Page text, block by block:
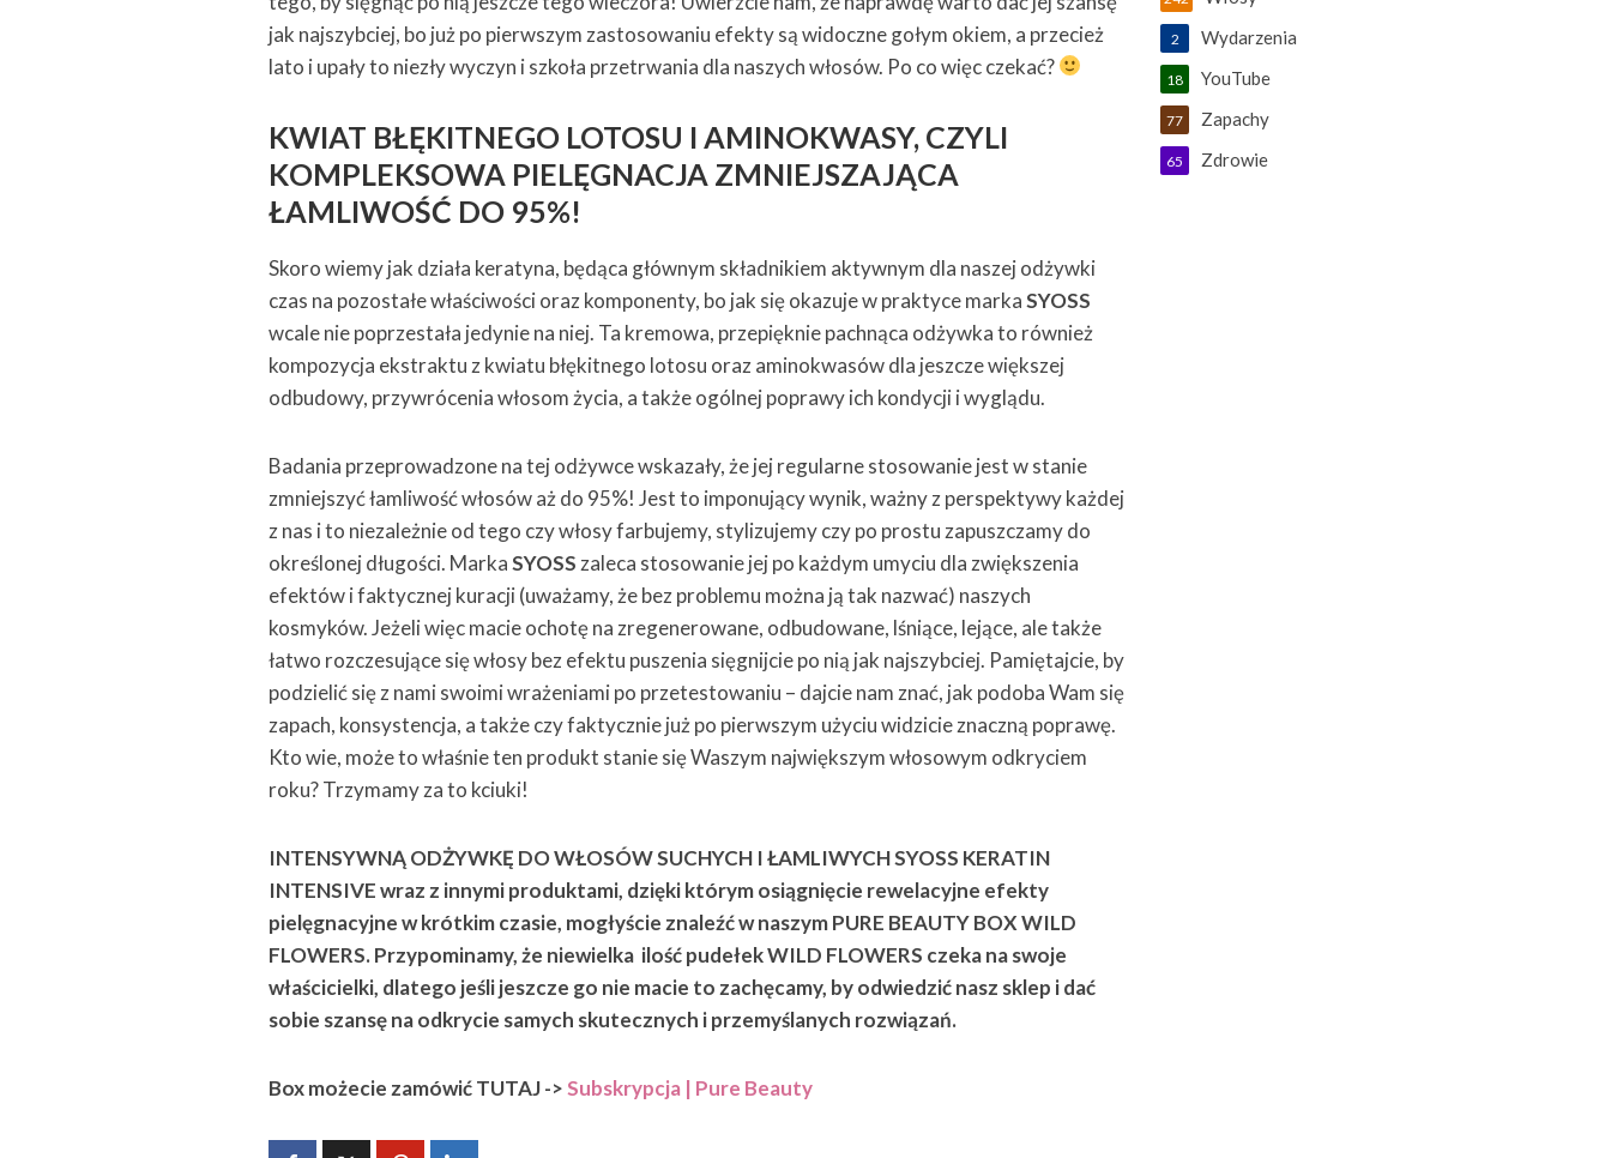
jak najszybciej, bo już po pierwszym zastosowaniu efekty są widoczne gołym okiem, a przecież
lato i upały to niezły wyczyn i szkoła przetrwania dla naszych włosów. Po co więc czekać?
KWIAT BŁĘKITNEGO LOTOSU I AMINOKWASY, CZYLI
KOMPLEKSOWA PIELĘGNACJA ZMNIEJSZAJĄCA
ŁAMLIWOŚĆ DO 95%!
Skoro wiemy jak działa keratyna, będąca głównym składnikiem aktywnym dla naszej odżywki
czas na pozostałe właściwości oraz komponenty, bo jak się okazuje w praktyce markaSYOSS
wcale nie poprzestała jedynie na niej. Ta kremowa, przepięknie pachnąca odżywka to również
kompozycja ekstraktu z kwiatu błękitnego lotosu oraz aminokwasów dla jeszcze większej
odbudowy, przywrócenia włosom życia, a także ogólnej poprawy ich kondycji i wyglądu.
Badania przeprowadzone na tej odżywce wskazały, że jej regularne stosowanie jest w stanie
zmniejszyć łamliwość włosów aż do 95%! Jest to imponujący wynik, ważny z perspektywy każdej
z nas i to niezależnie od tego czy włosy farbujemy, stylizujemy czy po prostu zapuszczamy do
określonej długości. MarkaSYOSS zaleca stosowanie jej po każdym umyciu dla zwiększenia
efektów i faktycznej kuracji (uważamy, że bez problemu można ją tak nazwać) naszych
kosmyków. Jeżeli więc macie ochotę na zregenerowane, odbudowane, lśniące, lejące, ale także
łatwo rozczesujące się włosy bez efektu puszenia sięgnijcie po nią jak najszybciej. Pamiętajcie, by
podzielić się z nami swoimi wrażeniami po przetestowaniu – dajcie nam znać, jak podoba Wam się
zapach, konsystencja, a także czy faktycznie już po pierwszym użyciu widzicie znaczną poprawę.
Kto wie, może to właśnie ten produkt stanie się Waszym największym włosowym odkryciem
roku? Trzymamy za to kciuki!
INTENSYWNĄ ODŻYWKĘ DO WŁOSÓW SUCHYCH I ŁAMLIWYCH SYOSS KERATIN
INTENSIVE wraz z innymi produktami, dzięki którym osiągnięcie rewelacyjne efekty
pielęgnacyjne w krótkim czasie, mogłyście znaleźć w naszym PURE BEAUTY BOX WILD
FLOWERS. Przypominamy, że niewielka ilość pudełek WILD FLOWERS czeka na swoje
właścicielki, dlatego jeśli jeszcze go nie macie to zachęcamy, by odwiedzić nasz sklep i dać
sobie szansę na odkrycie samych skutecznych i przemyślanych rozwiązań.
Box możecie zamówić TUTAJ ->Subskrypcja | Pure Beauty
Wydarzenia
2
YouTube
18
Zapachy
77
Zdrowie
65